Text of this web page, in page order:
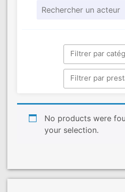
No products were
your selection.